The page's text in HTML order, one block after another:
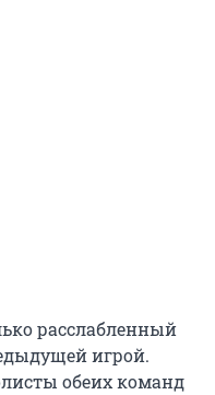
расслабленный
игрой.
обеих команд